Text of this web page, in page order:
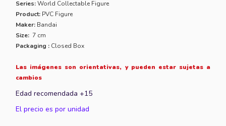
Series:World Collectable Figure
Product: PVC Figure
Maker: Bandai
Size: 7 cm
Packaging : Closed Box
Las imágenes son orientativas, y pueden estar sujetas a
cambios
Edad recomendada +15
El precio es por unidad